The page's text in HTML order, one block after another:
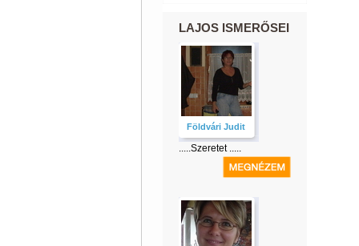
LAJOS ISMERŐSEI
Földvári Judit
.....Szeretet .....